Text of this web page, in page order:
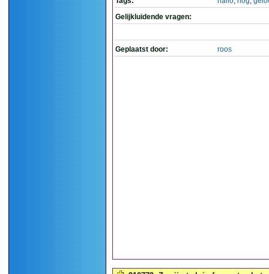
Gelijkluidende vragen:
Geplaatst door: roos